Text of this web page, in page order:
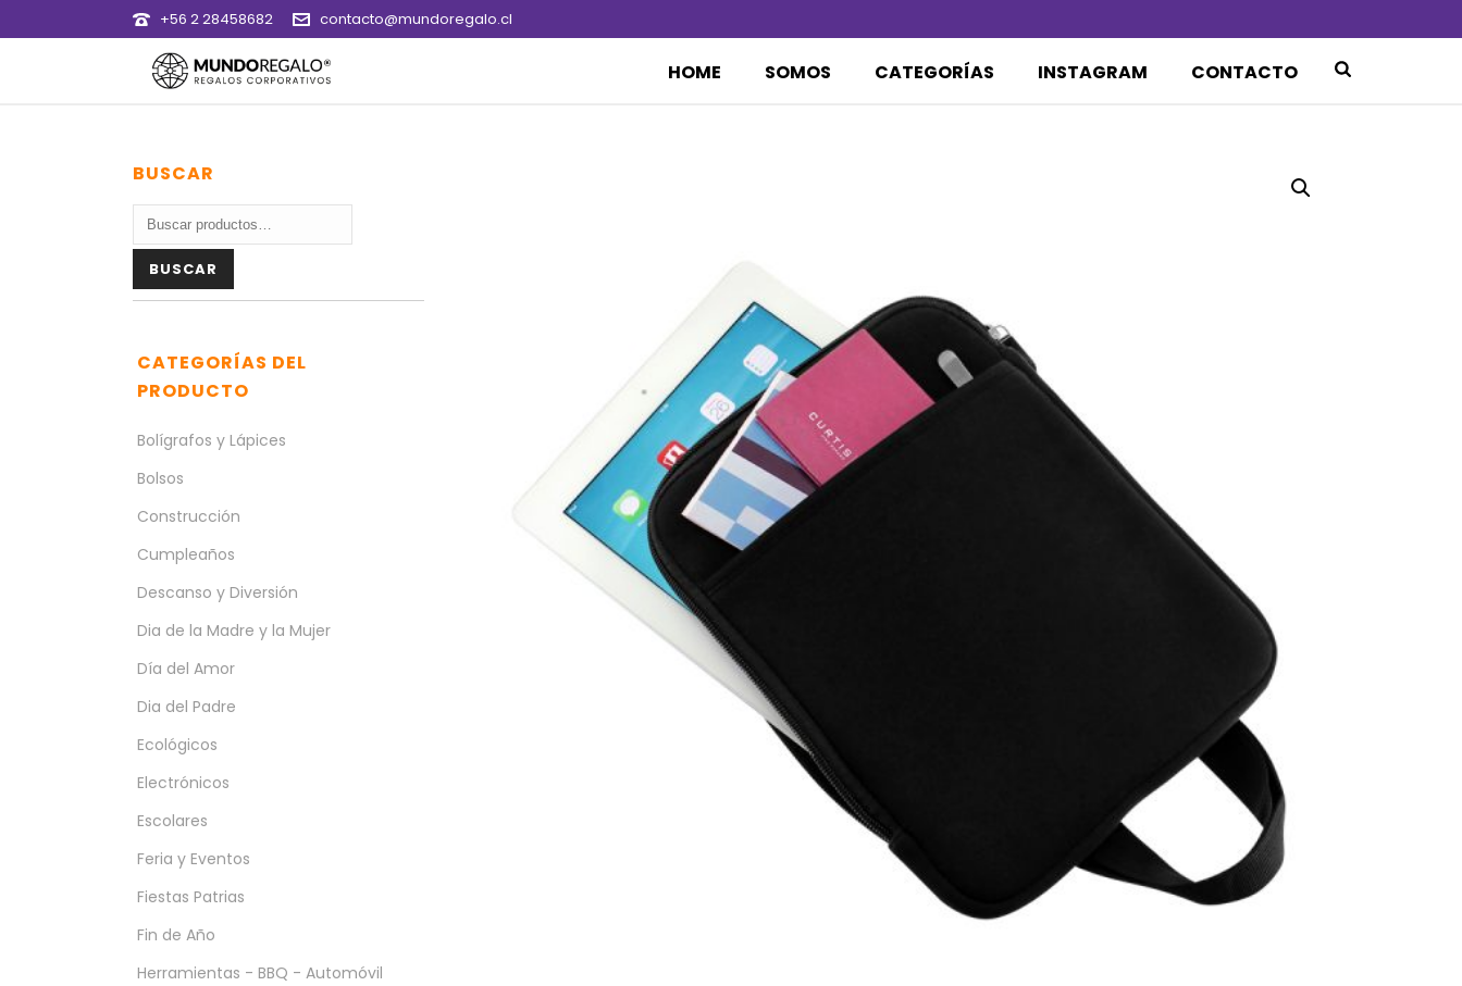
+56 2 28458682 contacto@mundoregalo.cl
HOME SOMOS CATEGORÍAS INSTAGRAM CONTACTO
BUSCAR
Buscar
por:
BUSCAR
CATEGORÍAS DEL
PRODUCTO
Bolígrafos y Lápices
Bolsos
Construcción
Cumpleaños
Descanso y Diversión
Dia de la Madre y la Mujer
Día del Amor
Dia del Padre
Ecológicos
Electrónicos
Escolares
Feria y Eventos
Fiestas Patrias
Fin de Año
Herramientas - BBQ - Automóvil